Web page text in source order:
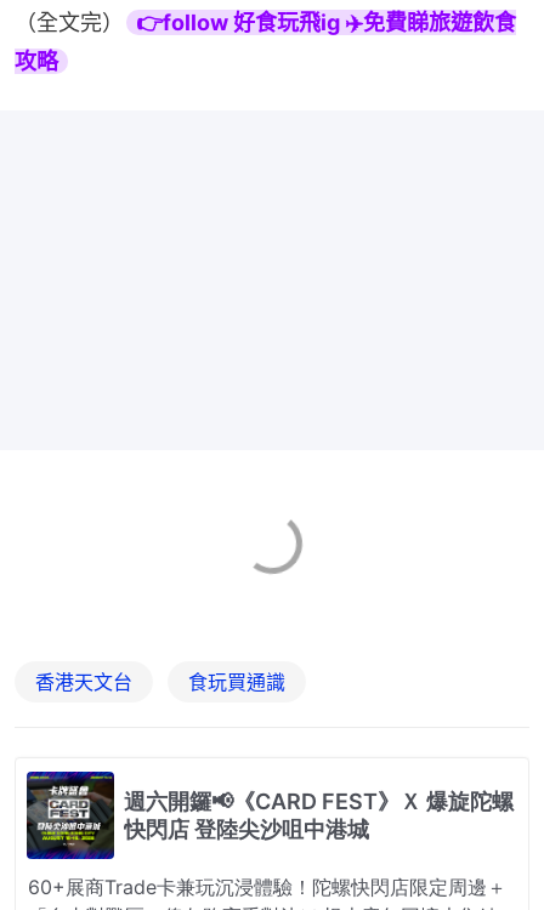
（全文完）
👉follow 好食玩飛ig ✈️免費睇旅遊飲食
攻略
香港天文台 食玩買通識